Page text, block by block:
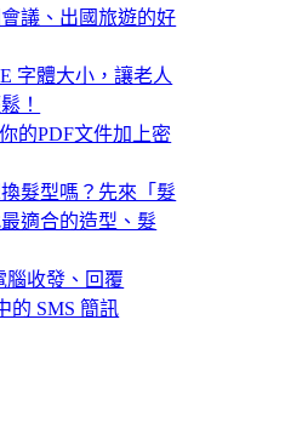
議、出國旅遊的好
字體大小，讓老人
！
的PDF文件加上密
髮型嗎？先來「髮
適合的造型、髮
腦收發、回覆
的 SMS 簡訊